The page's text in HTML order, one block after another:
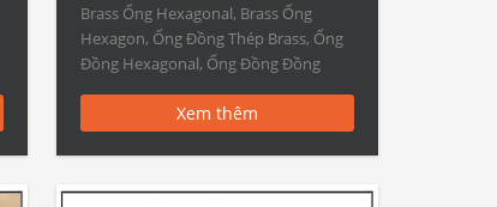
Brass Ống Hexagonal, Brass Ống
Hexagon, Ống Đồng Thép Brass, Ống
Đồng Hexagonal, Ống Đồng Đồng
Quốc – Trung Quốc Brass Hexgonal
Tubing Pipes tính năng: Vật chất
C10100, C10200, C10300, C10400,
C10500, C10700, C10800, C10910,
Xem thêm